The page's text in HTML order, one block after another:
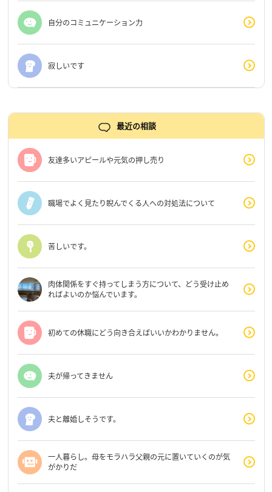
自分のコミュニケーション力
寂しいです
最近の相談
友達多いアピールや元気の押し売り
職場でよく見たり睨んでくる人への対処法について
苦しいです。
肉体関係をすぐ持ってしまう方について、どう受け止め
ればよいのか悩んでいます。
初めての休職にどう向き合えばいいかわかりません。
夫が帰ってきません
夫と離婚しそうです。
一人暮らし。母をモラハラ父親の元に置いていくのが気
がかりだ